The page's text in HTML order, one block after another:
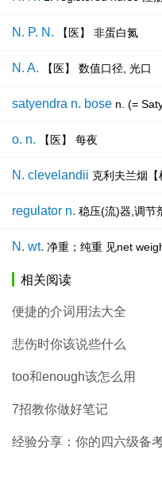
N. P. N. 【医】 非蛋白氮
N. A. 【医】 数值口径, 光口
satyendra n. bose n. (=
o. n. 【医】 每夜
N. clevelandii 克利夫兰烟【
regulator n. 稳压(流)器,调节
N. wt. 净重；纯重 见net
相关阅读
便捷的介词用法大全
悲伤时你该说些什么
too和enough该怎么用
7招教你做好笔记
经验分享：你的四六级备